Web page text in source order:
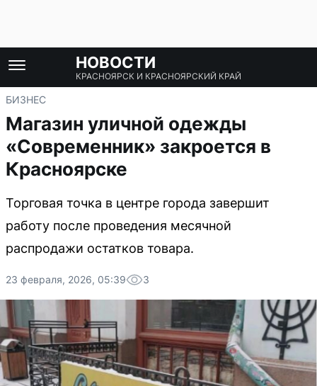
НОВОСТИ
КРАСНОЯРСК И КРАСНОЯРСКИЙ КРАЙ
БИЗНЕС
Магазин уличной одежды
«Современник» закроется в
Красноярске
Торговая точка в центре города завершит
работу после проведения месячной
распродажи остатков товара.
23 февраля, 2026, 05:39 3